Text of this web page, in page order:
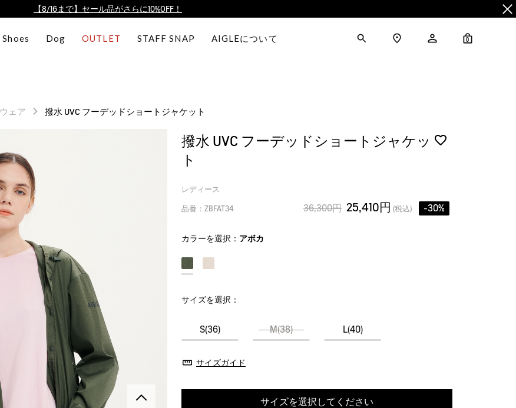
【最大50%OFF】FINAL SALEがスタート！
AIGLE CLUB ポイントサービス終了のお知らせ
AIGLE CLUB ポイントサービス終了のお知らせ
Shoes Dog OUTLET STAFF SNAP AIGLEについて 0
ウェア 撥水 UVC フーデッドショートジャケット
撥水 UVC フーデッドショートジャケッ
ト
レディース
品番：ZBFAT34 36,300円 25,410円 (税込) -30%
カラーを選択： アボカ
サイズを選択：
S(36) M(38) L(40)
サイズガイド
サイズを選択してください